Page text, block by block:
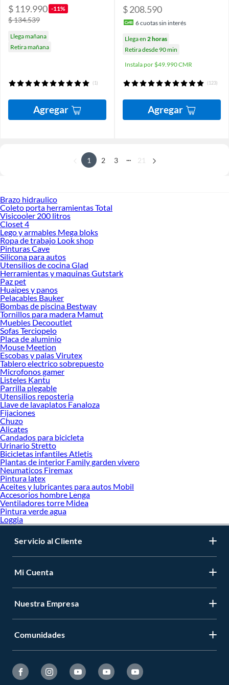
$ 119.990 -11%
$ 134.539
Llega mañana
Retira mañana
(1)
Agregar
$ 208.590
6cuotas sin interés
Llega en 2 horas
Retira desde 90 min
Instala por $49.990 CMR
(123)
Agregar
1 2 3 21
Brazo hidraulico
Coleto porta herramientas Total
Visicooler 200 litros
Closet 4
Lego y armables Mega bloks
Ropa de trabajo Look shop
Pinturas Cave
Silicona para autos
Utensilios de cocina Glad
Herramientas y maquinas Gutstark
Paz pet
Huaipes y panos
Pelacables Bauker
Bombas de piscina Bestway
Tornillos para madera Mamut
Muebles Decooutlet
Sofas Terciopelo
Placa de aluminio
Mouse Meetion
Escobas y palas Virutex
Tablero electrico sobrepuesto
Microfonos gamer
Listeles Kantu
Parrilla plegable
Utensilios reposteria
Llave de lavaplatos Fanaloza
Fijaciones
Chuzo
Alicates
Candados para bicicleta
Urinario Stretto
Bicicletas infantiles Atletis
Plantas de interior Family garden vivero
Neumaticos Firemax
Pintura latex
Aceites y lubricantes para autos Mobil
Accesorios hombre Lenga
Ventiladores torre Midea
Pintura verde agua
Loggia
Servicio al Cliente
Mi Cuenta
Nuestra Empresa
Comunidades